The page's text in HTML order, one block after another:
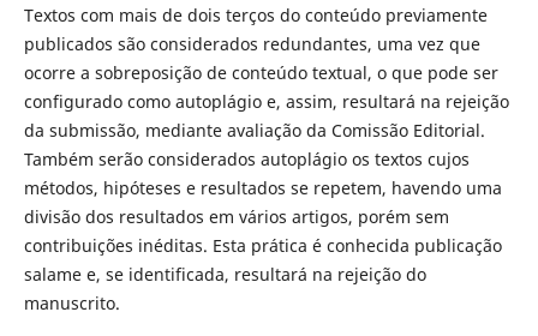
Textos com mais de dois terços do conteúdo previamente
publicados são considerados redundantes, uma vez que
ocorre a sobreposição de conteúdo textual, o que pode ser
configurado como autoplágio e, assim, resultará na rejeição
da submissão, mediante avaliação da Comissão Editorial.
Também serão considerados autoplágio os textos cujos
métodos, hipóteses e resultados se repetem, havendo uma
divisão dos resultados em vários artigos, porém sem
contribuições inéditas. Esta prática é conhecida publicação
salame e, se identificada, resultará na rejeição do
manuscrito.